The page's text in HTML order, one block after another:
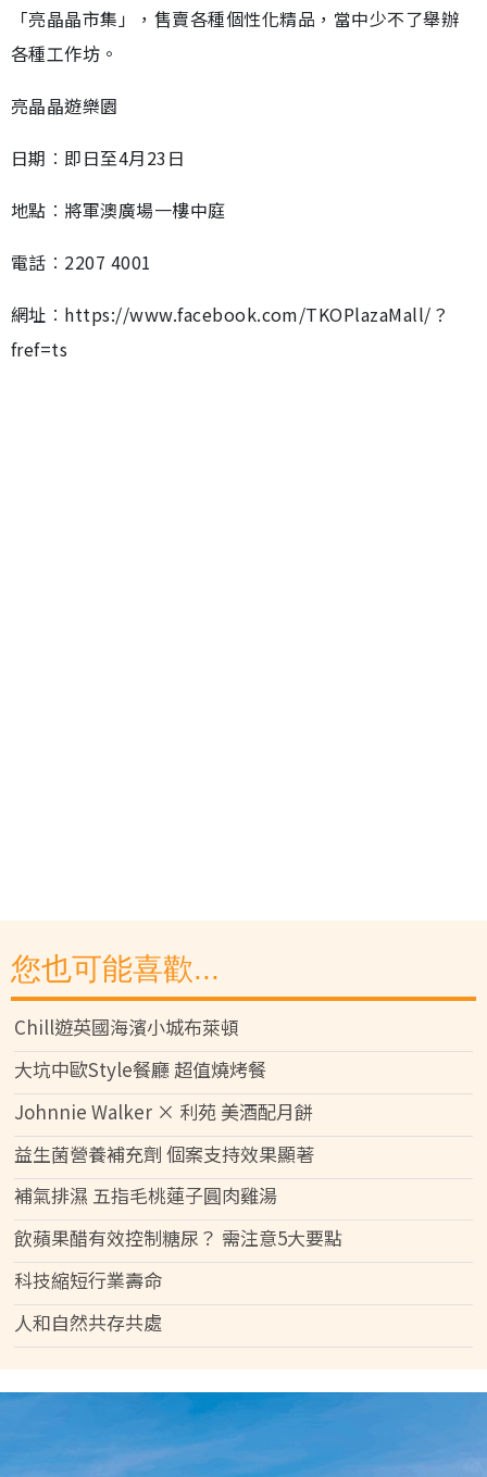
「亮晶晶市集」，售賣各種個性化精品，當中少不了舉辦
各種工作坊。
亮晶晶遊樂園
日期︰即日至4月23日
地點︰將軍澳廣場一樓中庭
電話︰2207 4001
網址︰https://www.facebook.com/TKOPlazaMall/？
fref=ts
您也可能喜歡...
Chill遊英國海濱小城布萊頓
大坑中歐Style餐廳 超值燒烤餐
Johnnie Walker × 利苑 美酒配月餅
益生菌營養補充劑 個案支持效果顯著
補氣排濕 五指毛桃蓮子圓肉雞湯
飲蘋果醋有效控制糖尿？ 需注意5大要點
科技縮短行業壽命
人和自然共存共處